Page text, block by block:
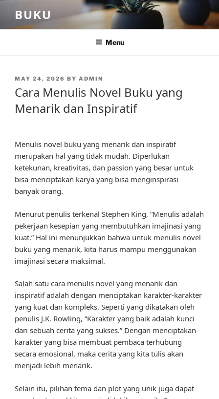
content
BUKU
Menu
POSTED
MAY 24, 2026 BY ADMIN
Cara Menulis Novel Buku yang
Menarik dan Inspiratif
Menulis novel buku yang menarik dan inspiratif
merupakan hal yang tidak mudah. Diperlukan
ketekunan, kreativitas, dan passion yang besar untuk
bisa menciptakan karya yang bisa menginspirasi
banyak orang.
Menurut penulis terkenal Stephen King, “Menulis adalah
pekerjaan kesepian yang membutuhkan imajinasi yang
kuat.” Hal ini menunjukkan bahwa untuk menulis novel
buku yang menarik, kita harus mampu menggunakan
imajinasi secara maksimal.
Salah satu cara menulis novel yang menarik dan
inspiratif adalah dengan menciptakan karakter-karakter
yang kuat dan kompleks. Seperti yang dikatakan oleh
penulis J.K. Rowling, “Karakter yang baik adalah kunci
dari sebuah cerita yang sukses.” Dengan menciptakan
karakter yang bisa membuat pembaca terhubung
secara emosional, maka cerita yang kita tulis akan
menjadi lebih menarik.
Selain itu, pilihan tema dan plot yang unik juga dapat